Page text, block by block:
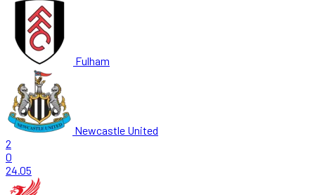
Fulham
Newcastle United
2
0
24.05